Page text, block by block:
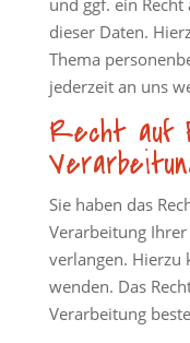
und ggf. ein
dieser Daten.
Thema
jederzeit an uns
Recht auf
Sie haben das
Verarbeitung
verlangen. Hierzu
wenden. Das
Verarbeitung